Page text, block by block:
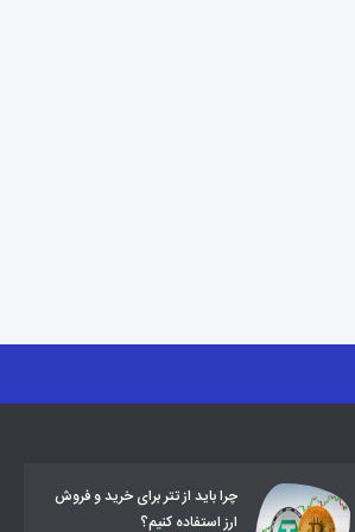
چرا باید از تتر برای خرید و فروش
ارز استفاده کنیم؟